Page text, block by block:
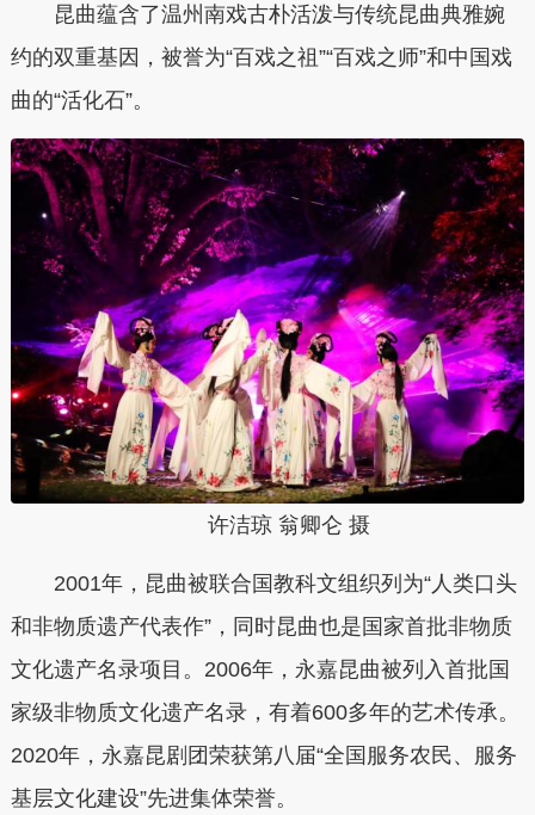
昆曲蕴含了温州南戏古朴活泼与传统昆曲典雅婉
约的双重基因，被誉为“百戏之祖”“百戏之师”和中国戏
曲的“活化石”。
许洁琼 翁卿仑 摄
2001年，昆曲被联合国教科文组织列为“人类口头
和非物质遗产代表作”，同时昆曲也是国家首批非物质
文化遗产名录项目。2006年，永嘉昆曲被列入首批国
家级非物质文化遗产名录，有着600多年的艺术传承。
2020年，永嘉昆剧团荣获第八届“全国服务农民、服务
基层文化建设”先进集体荣誉。